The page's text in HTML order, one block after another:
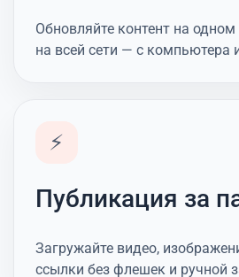
Обновляйте контент на
на всей сети — с компьютера
⚡
Публикация за
Загружайте видео,
ссылки без флешек и ручной